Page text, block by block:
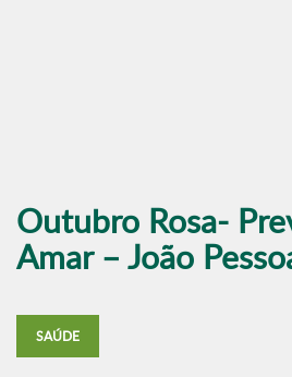
Outubro Rosa-
Amar – João
SAÚDE